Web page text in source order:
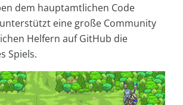
dem hauptamtlichen Code
eine große Community
Helfern auf GitHub die
Spiels.